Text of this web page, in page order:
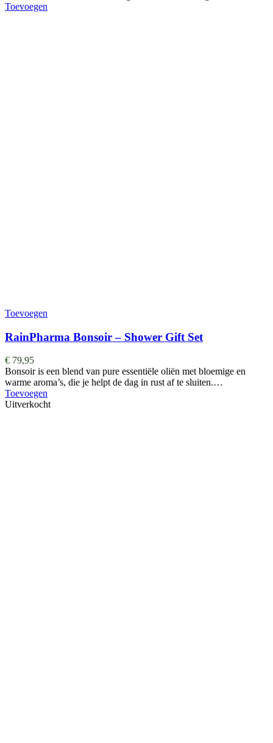
Toevoegen
Toevoegen
RainPharma Bonsoir – Shower Gift Set
€ 79,95
Bonsoir is een blend van pure essentiële oliën met bloemige en
warme aroma’s, die je helpt de dag in rust af te sluiten.…
Toevoegen
Uitverkocht